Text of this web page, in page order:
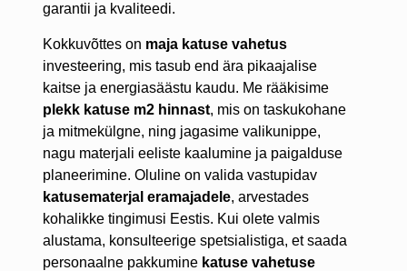
garantii ja kvaliteedi.
Kokkuvõttes on maja katuse vahetus
investeering, mis tasub end ära pikaajalise
kaitse ja energiasäästu kaudu. Me rääkisime
plekk katuse m2 hinnast, mis on taskukohane
ja mitmekülgne, ning jagasime valikunippe,
nagu materjali eeliste kaalumine ja paigalduse
planeerimine. Oluline on valida vastupidav
katusematerjal eramajadele, arvestades
kohalikke tingimusi Eestis. Kui olete valmis
alustama, konsulteerige spetsialistiga, et saada
personaalne pakkumine katuse vahetuse